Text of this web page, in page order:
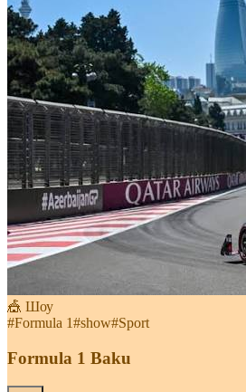
🎪 Шоу
#Formula 1#show#Sport
Formula 1 Baku